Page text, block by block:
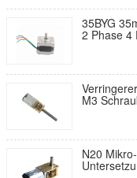
35BYG
2 Phase 4
M3
N20